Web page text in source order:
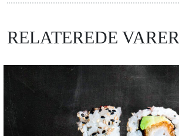
RELATEREDE VARER